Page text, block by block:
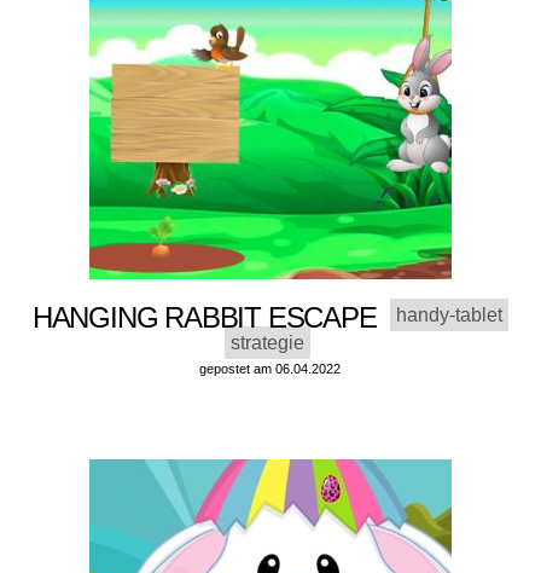
HANGING RABBIT ESCAPE
handy-tablet
strategie
gepostet am 06.04.2022